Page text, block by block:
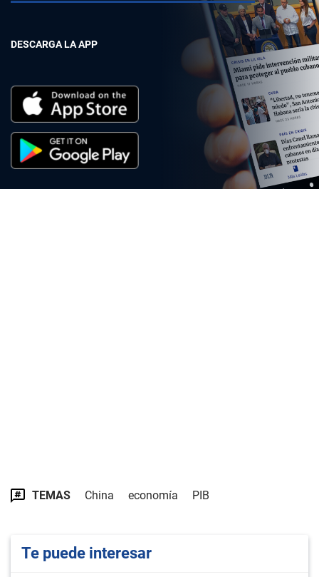
DESCARGA LA APP
TEMAS China economía PIB
Te puede interesar